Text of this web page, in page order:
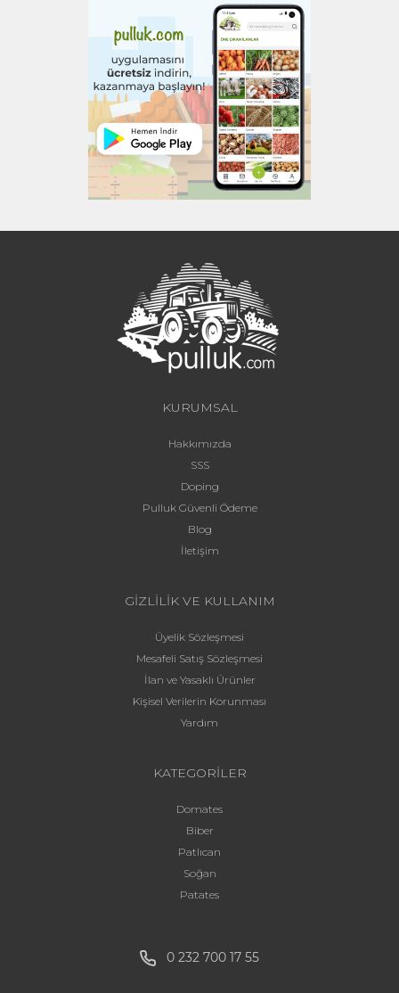
KURUMSAL
Hakkımızda
SSS
Doping
Pulluk Güvenli Ödeme
Blog
İletişim
GİZLİLİK VE KULLANIM
Üyelik Sözleşmesi
Mesafeli Satış Sözleşmesi
İlan ve Yasaklı Ürünler
Kişisel Verilerin Korunması
Yardım
KATEGORİLER
Domates
Biber
Patlıcan
Soğan
Patates
0 232 700 17 55